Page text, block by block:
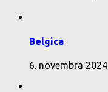
Belgica
6. novembra 2024